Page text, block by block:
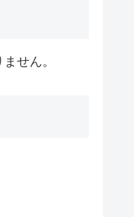
せん。